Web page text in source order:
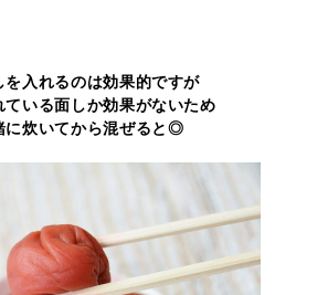
入れるのは効果的ですが
ている面しか効果がないため
に炊いてから混ぜると◎